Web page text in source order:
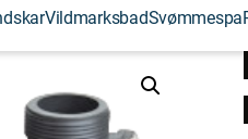
VildmarksbadSvømmespa